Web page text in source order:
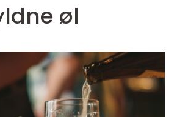
øl